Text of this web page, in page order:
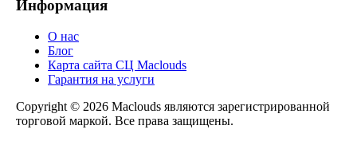
Информация
О нас
Блог
Карта сайта СЦ Maclouds
Гарантия на услуги
Copyright © 2026 Maclouds являются зарегистрированной
торговой маркой. Все права защищены.